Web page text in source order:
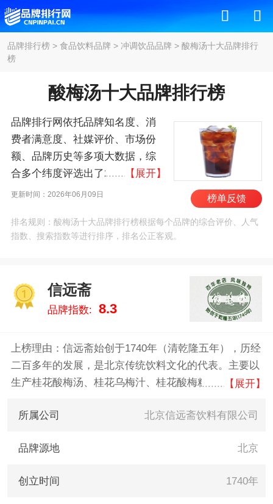
品牌排行榜> 食品饮料品牌 > 冲调饮品品牌 > 酸梅汤十大品牌排行
榜
酸梅汤十大品牌排行榜
品牌排行网依托品牌知名度、消
费者满意度、社媒评价、市场份
额、品牌历史等多项大数据，综
合多个纬度评选出了2026年酸梅
汤十大品牌排行榜，其中前十名
康师傅、九龙斋、统一、老万
成、冰峰、方回春堂、北冰洋 。
考。
【展开】
更新时间：2026年06月09日 榜单反馈
排名规则：酸梅汤十大品牌排行榜根据每个品牌的综合评价、人气
指数、搜索指数等进行排序，排名公正客观。
信远斋
品牌指数: 8.3
上榜理由：信远斋始创于1740年（清乾隆五年），历经
二百多年的发展，是北京传统饮料文化的代表。主要以
生产桂花酸梅汤、桂花乌梅汁、桂花酸梅糕为主，同时
采用清宫御膳房秘方精制，被誉为“清宫异宝”而驰名中
【展开】
所属公司 北京信远斋饮料有限公司
品牌源地 北京
创立时间 1740年